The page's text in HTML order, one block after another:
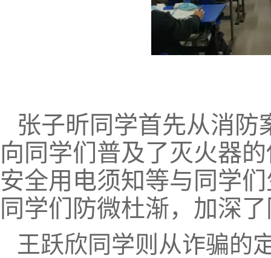
张子昕同学首先从消防
向同学们普及了灭火器
安全用电须知等与同学
同学们防微杜渐，加深
王跃欣同学则从诈骗的